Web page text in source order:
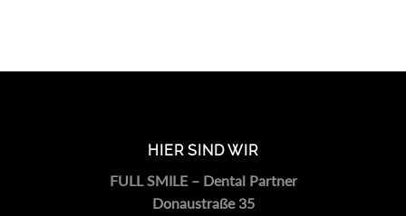
HIER SIND WIR
FULL SMILE – Dental Partner
Donaustraße 35